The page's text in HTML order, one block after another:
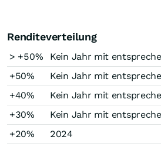
Renditeverteilung
> +50%
Kein Jahr mit
+50%
Kein Jahr mit
+40%
Kein Jahr mit
+30%
Kein Jahr mit
+20%
2024